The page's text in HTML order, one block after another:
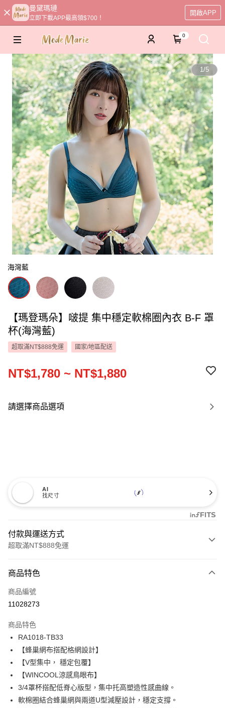
曼黛瑪璉
立即下載APP最高領$700！
開啟APP
0
1/5
海灣藍
【瑪登瑪朵】啵提 集中穩定軟棉圈內衣 B-F 罩
杯(海灣藍)
超取滿NT$888免運 國家/地區配送
NT$1,780 ~ NT$1,880
請選擇商品選項
AI
找尺寸
付款與運送方式
超取滿NT$888免運
信用卡一次付款
信用卡分期付款
合作金庫商業銀行
華南商業銀行
上海商業儲蓄銀行
國泰世華商業銀行
臺灣中小企業銀行
匯豐（台灣）商業銀行
華泰商業銀行
聯邦商業銀行
遠東國際商業銀行
元大商業銀行
永豐商業銀行
LINE Pay
悠遊付
商品特色
商品編號
11028273
商品特色
RA1018-TB33
【蜂巢網布搭配格網設計】
【V型集中， 穩定包覆】
【WINCOOL涼感鳥眼布】
3/4罩杯搭配低脊心版型，集中托高塑造性感曲線。
軟棉圈結合蜂巢網與兩道U型減壓設計，穩定支撐。